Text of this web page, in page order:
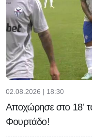
02.08.2026 | 18:30
Αποχώρησε στο 18'
Φουρτάδο!